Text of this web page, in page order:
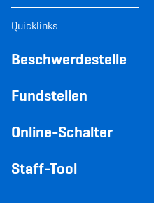
Quicklinks
Beschwerdestelle
Fundstellen
Online-Schalter
Staff-Tool